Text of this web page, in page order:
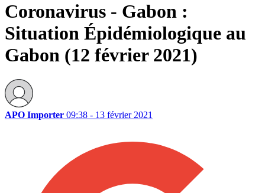
Coronavirus - Gabon :
Situation Épidémiologique au
Gabon (12 février 2021)
APO Importer 09:38 - 13 février 2021